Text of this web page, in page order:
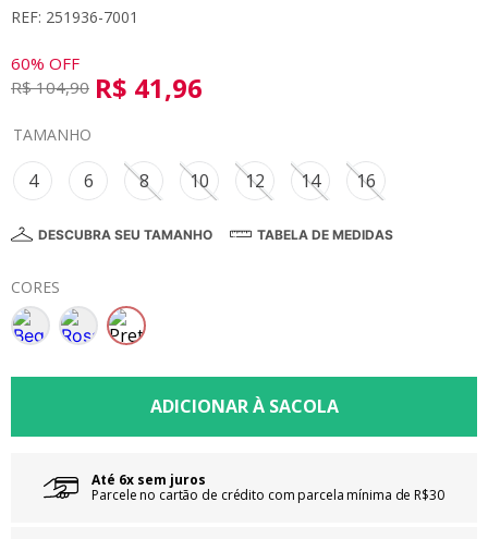
REF: 251936-7001
60% OFF
R$ 104,90 R$ 41,96
TAMANHO
4 6 8 10 12 14 16
DESCUBRA SEU TAMANHO TABELA DE MEDIDAS
CORES
Até 6x sem juros
Parcele no cartão de crédito com parcela mínima de R$30
8º
saia
9º
10º colorittá